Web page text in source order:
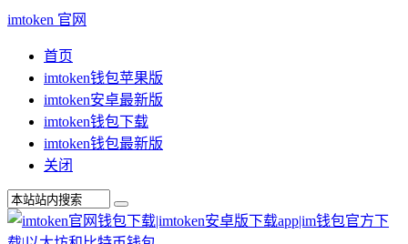
imtoken 官网
首页
imtoken钱包苹果版
imtoken安卓最新版
imtoken钱包下载
imtoken钱包最新版
关闭